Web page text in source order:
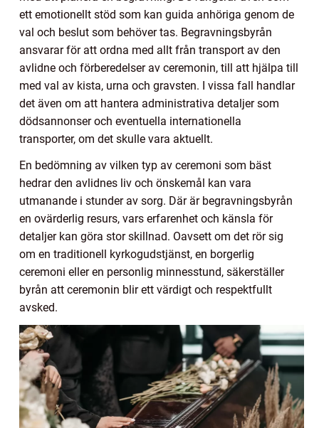
ett emotionellt stöd som kan guida anhöriga genom de
val och beslut som behöver tas. Begravningsbyrån
ansvarar för att ordna med allt från transport av den
avlidne och förberedelser av ceremonin, till att hjälpa till
med val av kista, urna och gravsten. I vissa fall handlar
det även om att hantera administrativa detaljer som
dödsannonser och eventuella internationella
transporter, om det skulle vara aktuellt.
En bedömning av vilken typ av ceremoni som bäst
hedrar den avlidnes liv och önskemål kan vara
utmanande i stunder av sorg. Där är begravningsbyrån
en ovärderlig resurs, vars erfarenhet och känsla för
detaljer kan göra stor skillnad. Oavsett om det rör sig
om en traditionell kyrkogudstjänst, en borgerlig
ceremoni eller en personlig minnesstund, säkerställer
byrån att ceremonin blir ett värdigt och respektfullt
avsked.